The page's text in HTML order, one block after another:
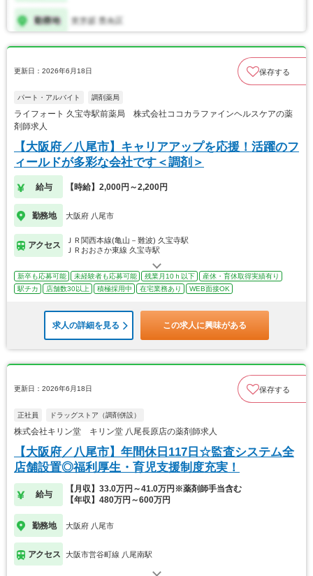
更新日：2026年6月18日 保存する
パート・アルバイト 調剤薬局
ライフォート 久宝寺駅前薬局 株式会社ココカラファインヘルスケアの薬
剤師求人
【大阪府／八尾市】キャリアアップを応援！活躍のフ
ィールドが多彩な会社です＜調剤＞
給与 【時給】2,000円～2,200円
勤務地 大阪府 八尾市
アクセス
ＪＲ関西本線(亀山－難波) 久宝寺駅
ＪＲおおさか東線 久宝寺駅
新卒も応募可能 未経験者も応募可能 残業月10ｈ以下
産休・育休取得実績有り
駅チカ
店舗数30以上 積極採用中 在宅業務あり WEB面接OK
求人の詳細を見る この求人に興味がある
更新日：2026年6月18日 保存する
正社員 ドラッグストア（調剤併設）
株式会社キリン堂 キリン堂 八尾長原店の薬剤師求人
【大阪府／八尾市】年間休日117日☆監査システム全
店舗設置◎福利厚生・育児支援制度充実！
給与
【月収】33.0万円～41.0万円※薬剤師手当含む
【年収】480万円～600万円
勤務地 大阪府 八尾市
アクセス 大阪市営谷町線 八尾南駅